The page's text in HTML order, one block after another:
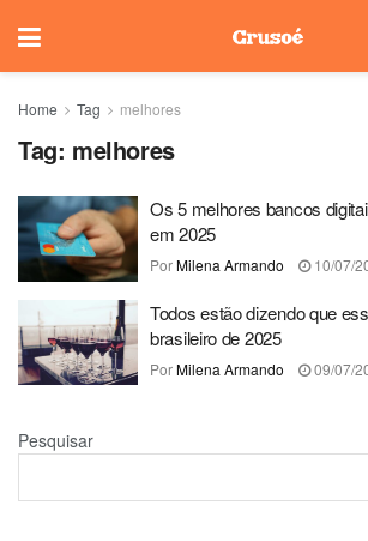
Home Tag melhores
Tag: melhores
Os 5 melhores bancos
em 2025
PorMilena Armando 10/07/
Todos estão dizendo que
brasileiro de 2025
PorMilena Armando 09/07/
Pesquisar